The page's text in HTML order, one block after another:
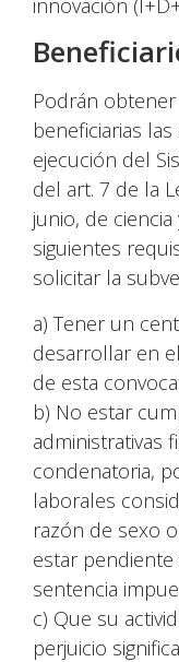
innovación
Podrán
beneficiarias
ejecución del
del art. 7 de la
junio, de
siguientes
solicitar la
a) Tener un
desarrollar en
de esta
b) No estar
administrativas
condenatoria,
laborales
razón de sexo
estar
sentencia
c) Que su
perjuicio